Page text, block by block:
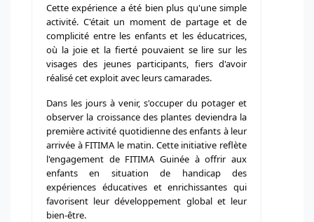
Cette expérience a été bien plus qu'une simple
activité. C'était un moment de partage et de
complicité entre les enfants et les éducatrices,
où la joie et la fierté pouvaient se lire sur les
visages des jeunes participants, fiers d'avoir
réalisé cet exploit avec leurs camarades.
Dans les jours à venir, s'occuper du potager et
observer la croissance des plantes deviendra la
première activité quotidienne des enfants à leur
arrivée à FITIMA le matin. Cette initiative reflète
l'engagement de FITIMA Guinée à offrir aux
enfants en situation de handicap des
expériences éducatives et enrichissantes qui
favorisent leur développement global et leur
bien-être.